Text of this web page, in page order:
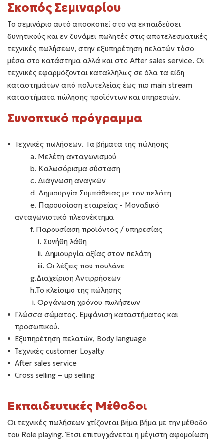
Σκοπός Σεμιναρίου
Το σεμινάριο αυτό αποσκοπεί στο να εκπαιδεύσει
δυνητικούς και εν δυνάμει πωλητές στις αποτελεσματικές
τεχνικές πωλήσεων, στην εξυπηρέτηση πελατών τόσο
μέσα στο κατάστημα αλλά και στο After sales service. Οι
τεχνικές εφαρμόζονται καταλλήλως σε όλα τα είδη
καταστημάτων από πολυτελείας έως πιο main stream
καταστήματα πώλησης προϊόντων και υπηρεσιών.
Συνοπτικό πρόγραμμα
Τεχνικές πωλήσεων. Τα βήματα της πώλησης
a. Μελέτη ανταγωνισμού
b. Καλωσόρισμα σύσταση
c. Διάγνωση αναγκών
d. Δημιουργία Συμπάθειας με τον πελάτη
e. Παρουσίαση εταιρείας - Μοναδικό
ανταγωνιστικό πλεονέκτημα
f. Παρουσίαση προϊόντος / υπηρεσίας
i. Συνήθη λάθη
ii. Δημιουργία αξίας στον πελάτη
iii. Οι λέξεις που πουλάνε
g.Διαχείριση Αντιρρήσεων
h.Το κλείσιμο της πώλησης
i. Οργάνωση χρόνου πωλήσεων
Γλώσσα σώματος. Εμφάνιση καταστήματος και
προσωπικού.
Εξυπηρέτηση πελατών, Body language
Τεχνικές customer Loyalty
After sales service
Cross selling – up selling
Εκπαιδευτικές Μέθοδοι
Οι τεχνικές πωλήσεων χτίζονται βήμα βήμα με την μέθοδο
του Role playing. Έτσι επιτυγχάνεται η μέγιστη αφομοίωση